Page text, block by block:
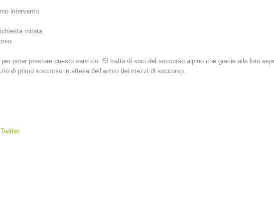
intervento
mirata
per poter prestare questo servizio. Si tratta di soci del soccorso alpino che grazie alla loro
di primo soccorso in attesa dell’arrivo dei mezzi di soccorso.